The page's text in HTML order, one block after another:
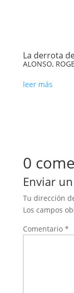
La derrota
ALONSO,
leer más
0
Enviar
Tu dirección
Los campos
Comentario *